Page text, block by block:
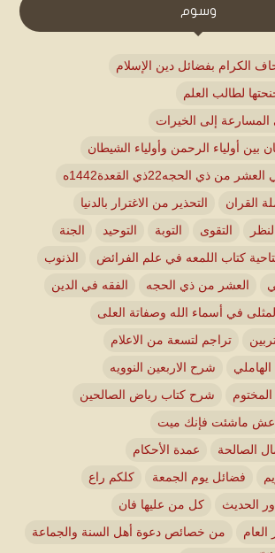
وسوم
الكرام بفضائل دين الإسلام
لطالب العلم
إلى الخيرات
أولياء الرحمن وأولياء الشيطان
ذي الحجه22ذي القعدة1442ه
القران
التحذير من الاغترار بالدنيا
التقوى التوبة التوحيد
الجنة
كتاب اللمعه في علم الفرائض
الذنوب
العشر من ذي الحجه
الفقه في الدين
في أسماء الله وصفاتة العلى
تراجم لتسعة من الاعلام
شرح الاربعين النوويه
شرح كتاب رياض الصالحين
عش ماشئت فإنك ميت
الصالحة
عمدة الأحكام
فضائل يوم الجمعة
كلكم راع
الحديث
كل من عليها فان
من خصائص دعوة أهل السنة والجماعة